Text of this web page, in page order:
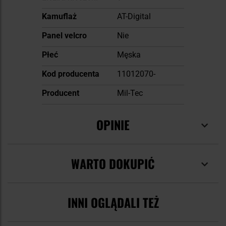
Kamuflaż
AT-Digital
Panel velcro
Nie
Płeć
Męska
Kod producenta
11012070-
Producent
Mil-Tec
OPINIE
WARTO DOKUPIĆ
INNI OGLĄDALI TEŻ